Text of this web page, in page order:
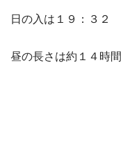
日の入は１９：３２
昼の長さは約１４時間